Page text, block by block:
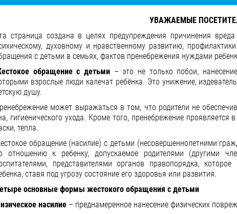
УВАЖАЕМЫЕ
страница создана в целях предупреждения причинения
духовному и нравственному развитию,
с детьми в семьях, фактов пренебрежения нуждами
обращение с детьми – это не только побои,
взрослые люди калечат ребёнка. Это унижение,
душу.
может выражаться в том, что родители не
гигиенического ухода. Кроме того, пренебрежение
тепла.
обращение (насилие) с детьми (несовершеннолетними
отношению к ребенку, допускаемое родителями (другими
представителями органов правопорядка,
ставя под угрозу состояние его здоровья или развития.
основные формы жестокого обращения с детьми
насилие – преднамеренное нанесение физических